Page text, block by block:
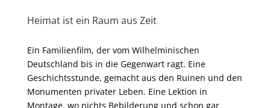
Heimat ist ein Raum aus Zeit
Ein Familienfilm, der vom Wilhelminischen
Deutschland bis in die Gegenwart ragt. Eine
Geschichtsstunde, gemacht aus den Ruinen und den
Monumenten privater Leben. Eine Lektion in
Montage, wo nichts Bebilderung und schon gar